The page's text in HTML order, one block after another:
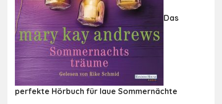
Das
perfekte Hörbuch für laue Sommernächte